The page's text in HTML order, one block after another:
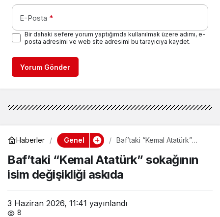
E-Posta *
Bir dahaki sefere yorum yaptığımda kullanılmak üzere adımı, e-
posta adresimi ve web site adresimi bu tarayıcıya kaydet.
Yorum Gönder
Haberler Genel
Baf’taki “Kemal Atatürk”
askıda
Baf’taki “Kemal Atatürk” sokağının
isim değişikliği askıda
3 Haziran 2026, 11:41 yayınlandı
8